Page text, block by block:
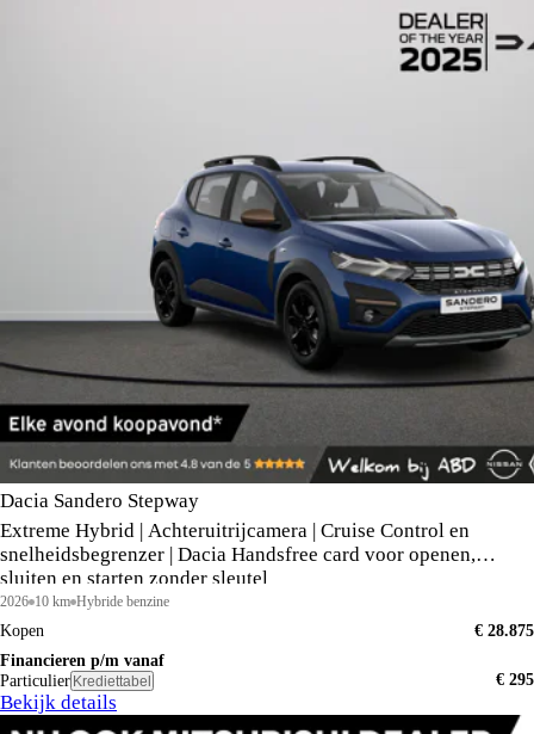
Dacia Sandero Stepway
Extreme Hybrid | Achteruitrijcamera | Cruise Control en
snelheidsbegrenzer | Dacia Handsfree card voor openen,
sluiten en starten zonder sleutel
2026 10 km Hybride benzine
Kopen
€ 28.875
Financieren p/m vanaf
Particulier Krediettabel € 295
Bekijk details